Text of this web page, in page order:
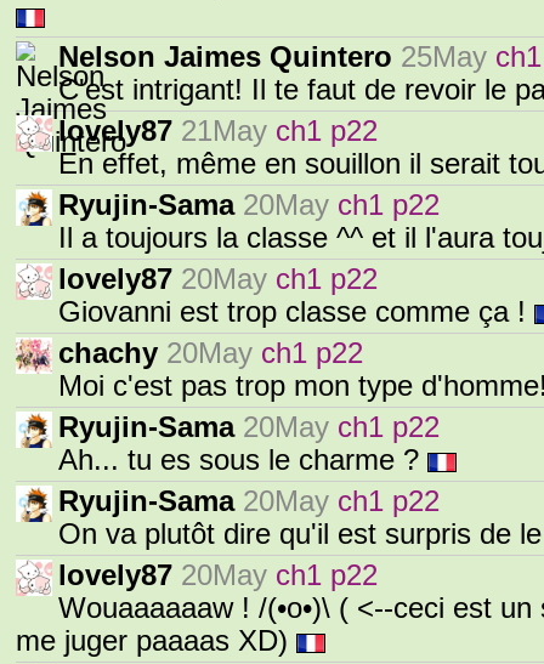
Nelson Jaimes Quintero 25May
C'est intrigant! Il te faut de revoir le
lovely87 21May ch1 p22
En effet, même en souillon il serait
Ryujin-Sama 20May ch1 p22
Il a toujours la classe ^^ et il l'aura
lovely87 20May ch1 p22
Giovanni est trop classe comme ça !
chachy 20May ch1 p22
Moi c'est pas trop mon type
Ryujin-Sama 20May ch1 p22
Ah... tu es sous le charme ?
Ryujin-Sama 20May ch1 p22
On va plutôt dire qu'il est surpris de
lovely87 20May ch1 p22
Wouaaaaaaw ! /(•o•)\ ( <--ceci est
me juger paaaas XD)